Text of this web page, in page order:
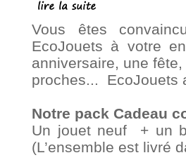
Vous êtes
EcoJouets à votre
anniversaire, une
proches... EcoJouets
Notre pack Cadeau
Un jouet neuf + un
(L’ensemble est livré